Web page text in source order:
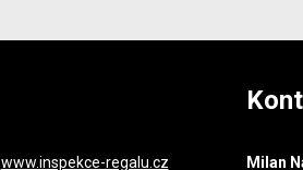
www.inspekce-regalu.cz Milan